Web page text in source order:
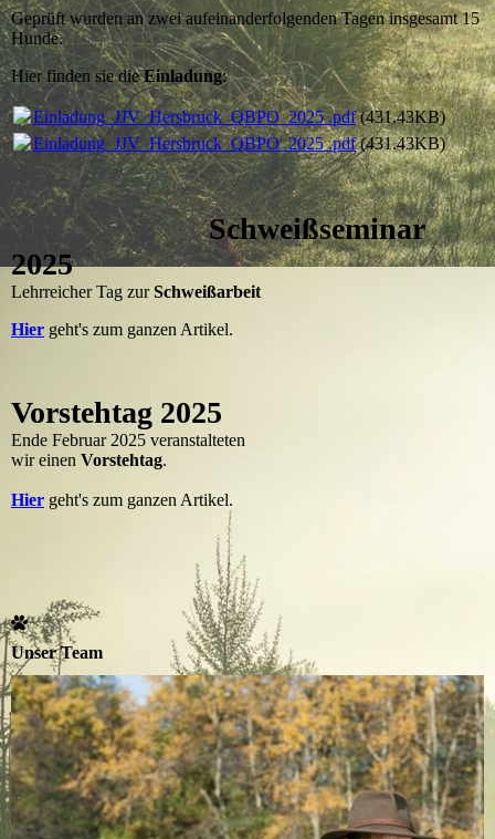
Geprüft wurden an zwei aufeinanderfolgenden Tagen insgesamt 15
Hunde.
Hier finden sie dieEinladung:
Einladung_JJV_Hersbruck_QBPO_2025 .pdf(431.43KB)
Einladung_JJV_Hersbruck_QBPO_2025 .pdf(431.43KB)
Schweißseminar
2025
Lehrreicher Tag zurSchweißarbeit
Hier geht's zum ganzen Artikel.
Vorstehtag 2025
Ende Februar 2025 veranstalteten
wir einen Vorstehtag.
Hier geht's zum ganzen Artikel.
Unser Team